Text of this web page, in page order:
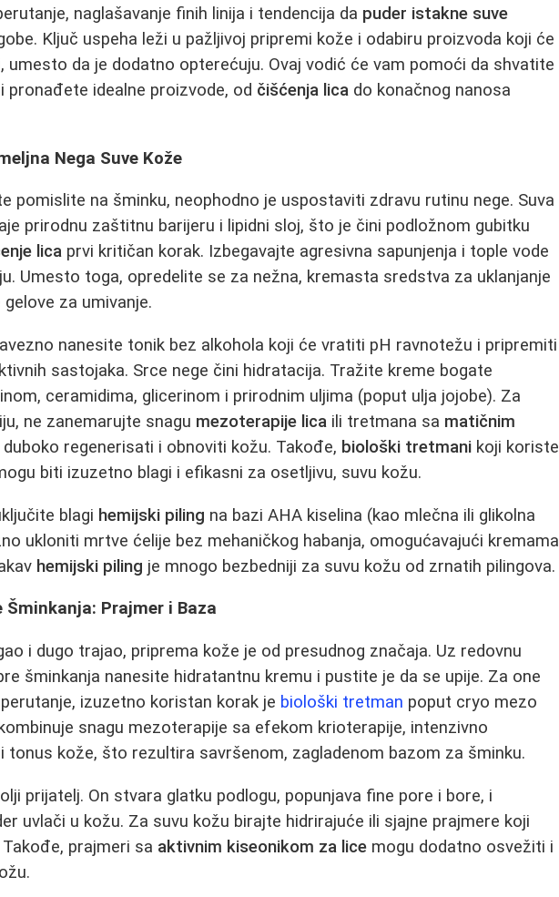
naglašavanje finih linija i tendencija da puder istakne suve
Ključ uspeha leži u pažljivoj pripremi kože i odabiru proizvoda koji će
da je dodatno opterećuju. Ovaj vodić će vam pomoći da shvatite
pronađete idealne proizvode, od čišćenja lica do konačnog nanosa
Nega Suve Kože
pomislite na šminku, neophodno je uspostaviti zdravu rutinu nege. Suva
prirodnu zaštitnu barijeru i lipidni sloj, što je čini podložnom gubitku
lica prvi kritičan korak. Izbegavajte agresivna sapunjenja i tople vode
Umesto toga, opredelite se za nežna, kremasta sredstva za uklanjanje
za umivanje.
nanesite tonik bez alkohola koji će vratiti pH ravnotežu i pripremiti
sastojaka. Srce nege čini hidratacija. Tražite kreme bogate
ceramidima, glicerinom i prirodnim uljima (poput ulja jojobe). Za
ne zanemarujte snagu mezoterapije lica ili tretmana sa matičnim
duboko regenerisati i obnoviti kožu. Takođe, biološki tretmani koji koriste
biti izuzetno blagi i efikasni za osetljivu, suvu kožu.
blagi hemijski piling na bazi AHA kiselina (kao mlečna ili glikolna
ukloniti mrtve ćelije bez mehaničkog habanja, omogućavajući kremama
hemijski piling je mnogo bezbedniji za suvu kožu od zrnatih pilingova.
Šminkanja: Prajmer i Baza
i dugo trajao, priprema kože je od presudnog značaja. Uz redovnu
šminkanja nanesite hidratantnu kremu i pustite je da se upije. Za one
izuzetno koristan korak je biološki tretman poput cryo mezo
snagu mezoterapije sa efekom krioterapije, intenzivno
tonus kože, što rezultira savršenom, zagladenom bazom za šminku.
prijatelj. On stvara glatku podlogu, popunjava fine pore i bore, i
uvlači u kožu. Za suvu kožu birajte hidrirajuće ili sjajne prajmere koji
prajmeri sa aktivnim kiseonikom za lice mogu dodatno osvežiti i